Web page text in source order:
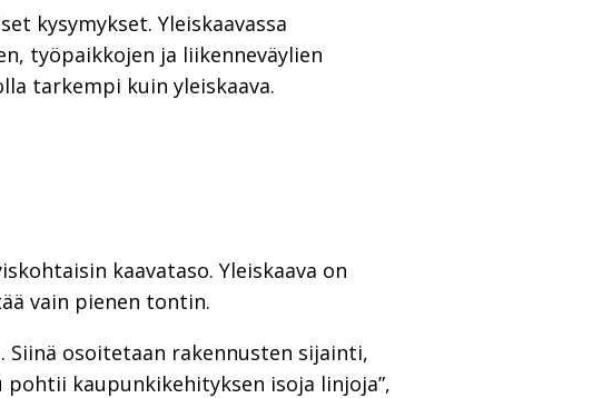
kysymykset. Yleiskaavassa
työpaikkojen ja liikenneväylien
tarkempi kuin yleiskaava.
kaavataso. Yleiskaava on
vain pienen tontin.
Siinä osoitetaan rakennusten sijainti,
kaupunkikehityksen isoja linjoja”,